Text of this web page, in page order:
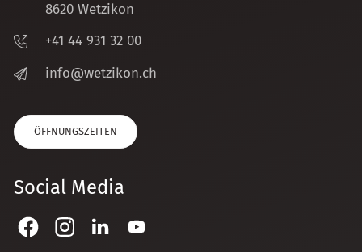
8620 Wetzikon
+41 44 931 32 00
nf
w tz k n ch
ÖFFNUNGSZEITEN
Social Media